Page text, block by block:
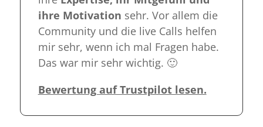
ihre Motivation sehr. Vor allem die
Community und die live Calls helfen
mir sehr, wenn ich mal Fragen habe.
Das war mir sehr wichtig. 🙂
Bewertung auf Trustpilot lesen.